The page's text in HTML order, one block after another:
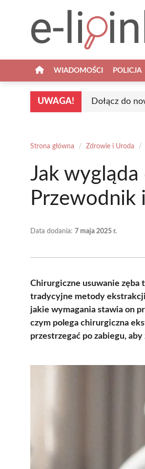
WIADOMOŚCI POLICJA
UWAGA! Dołącz do
Strona główna / Zdrowie i Uroda /
Jak wygląda
Przewodnik
Data dodania: 7 maja 2025 r.
Chirurgiczne usuwanie zęba
tradycyjne metody ekstrakcji
jakie wymagania stawia on
czym polega chirurgiczna
przestrzegać po zabiegu,